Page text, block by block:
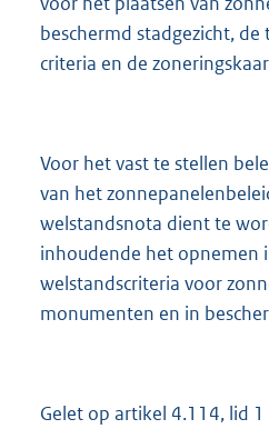
beschermd stadgezicht,
criteria en de
Voor het vast te stellen
van het
welstandsnota dient te
inhoudende het opnemen
welstandscriteria voor
monumenten en in
Gelet op artikel 4.114, lid